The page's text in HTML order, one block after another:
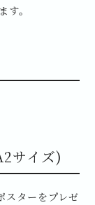
。
サイズ)
スターをプレゼ